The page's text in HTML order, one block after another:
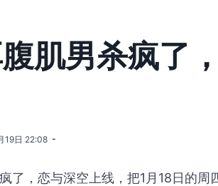
肌男杀疯了
19日 22:08
了，恋与深空上线，把1月18日的